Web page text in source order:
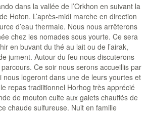
dans la vallée de l’Orkhon en suivant la
Hoton. L’après-midi marche en direction
d’eau thermale. Nous nous arrêterons
chez les nomades sous yourte. Ce sera
en buvant du thé au lait ou de l’airak,
jument. Autour du feu nous discuterons
Ce soir nous serons accueillis par
nous logeront dans une de leurs yourtes et
repas tradiitionnel Horhog très apprécié
de mouton cuite aux galets chauffés de
chaude sulfureuse. Nuit en famille